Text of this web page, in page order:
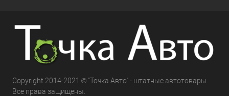
Copyright 2014-2021 © "Точка Авто" - штатные автотовары.
Все права защищены.